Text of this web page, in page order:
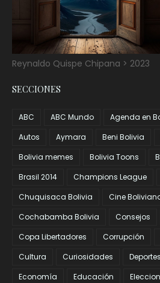
Reynaldo Quispe Chipana > 2023
SECCIONES
ABC ABC Mundo Agenda en
Autos
Aymara Beni Bolivia
Bolivia memes
Bolivia Toons
Brasil 2014
Champions League
Chuquisaca Bolivia
Cine
Cochabamba Bolivia
Consejos
Copa Libertadores
Corrupción
Cultura
Curiosidades Deportes
Economía
Educación